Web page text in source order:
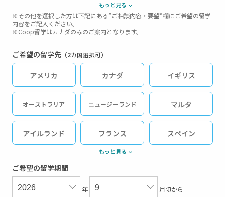
中高生ジュニア留学（短期）
もっと見る
※その他を選択した方は下記にある”ご相談内容・要望”欄にご希望の留学
内容をご記入ください。
※Coop留学はカナダのみのご案内となります。
ご希望の留学先（2カ国選択可）
アメリカ カナダ イギリス
オーストラリア ニュージーランド マルタ
アイルランド フランス スペイン
フィリピン マレーシア シンガポール
もっと見る
ご希望の留学期間
年 月頃から